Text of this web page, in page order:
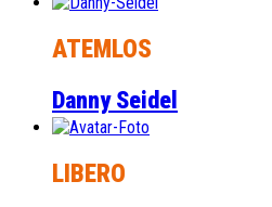
ATEMLOS
Danny Seidel
LIBERO